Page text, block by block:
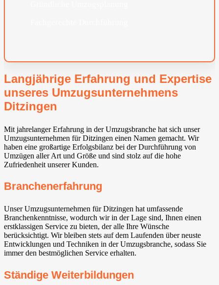
Langjährige Erfahrung und Expertise
unseres Umzugsunternehmens
Ditzingen
Mit jahrelanger Erfahrung in der Umzugsbranche hat sich unser
Umzugsunternehmen für Ditzingen einen Namen gemacht. Wir
haben eine großartige Erfolgsbilanz bei der Durchführung von
Umzügen aller Art und Größe und sind stolz auf die hohe
Zufriedenheit unserer Kunden.
Branchenerfahrung
Unser Umzugsunternehmen für Ditzingen hat umfassende
Branchenkenntnisse, wodurch wir in der Lage sind, Ihnen einen
erstklassigen Service zu bieten, der alle Ihre Wünsche
berücksichtigt. Wir bleiben stets auf dem Laufenden über neuste
Entwicklungen und Techniken in der Umzugsbranche, sodass Sie
immer den bestmöglichen Service erhalten.
Ständige Weiterbildungen